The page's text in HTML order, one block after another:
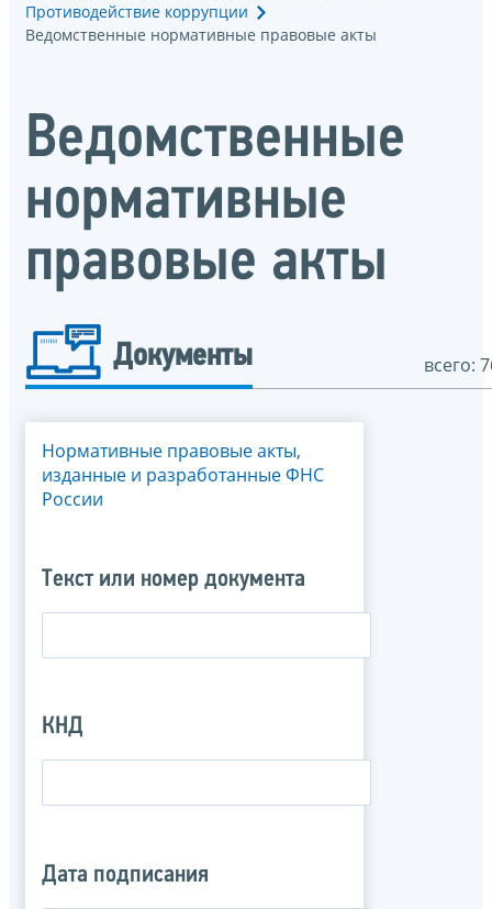
Противодействие коррупции
Ведомственные нормативные правовые акты
Ведомственные
нормативные
правовые акты
Документы всего:
Нормативные правовые акты,
изданные и разработанные ФНС
России
Текст или номер документа
КНД
Дата подписания